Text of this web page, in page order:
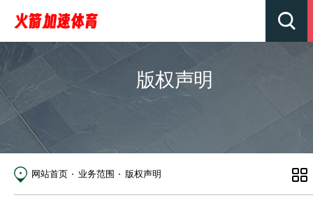
版权声明
网站首页 业务范围 版权声明